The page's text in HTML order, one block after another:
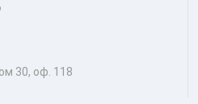
30, оф. 118